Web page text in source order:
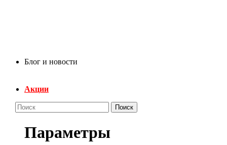
Блог и новости
Акции
Поиск
Параметры